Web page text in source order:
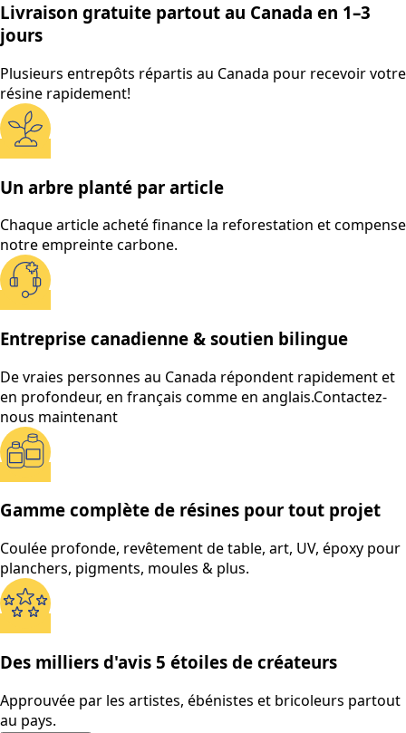
Livraison gratuite partout au Canada en 1–3
jours
Plusieurs entrepôts répartis au Canada pour recevoir votre
résine rapidement!
Un arbre planté par article
Chaque article acheté finance la reforestation et compense
notre empreinte carbone.
Entreprise canadienne & soutien bilingue
De vraies personnes au Canada répondent rapidement et
en profondeur, en français comme en anglais.Contactez-
nous maintenant
Gamme complète de résines pour tout projet
Coulée profonde, revêtement de table, art, UV, époxy pour
planchers, pigments, moules & plus.
Des milliers d'avis 5 étoiles de créateurs
Approuvée par les artistes, ébénistes et bricoleurs partout
au pays.